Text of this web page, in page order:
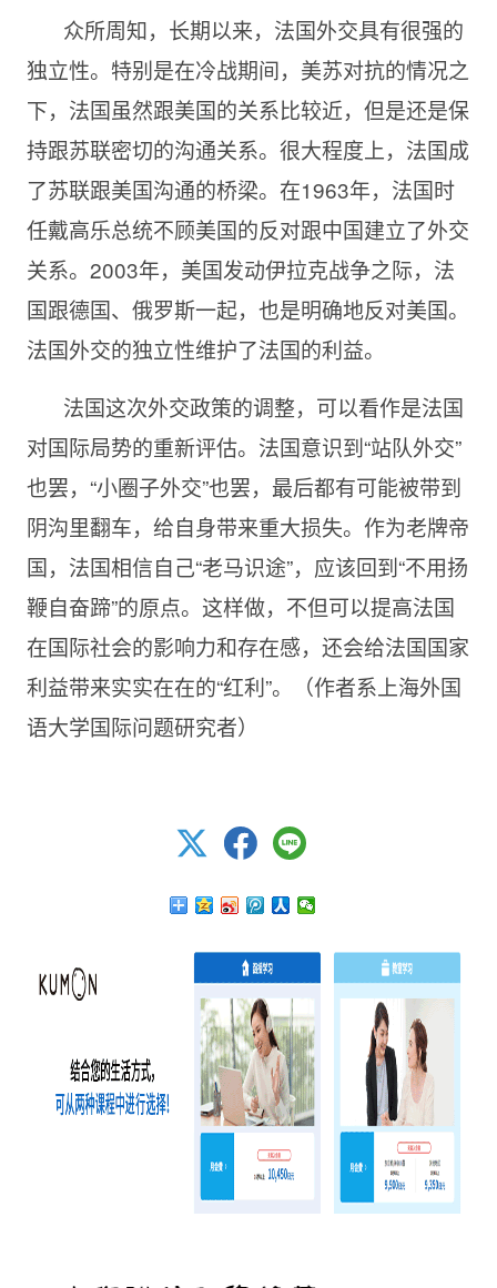
众所周知，长期以来，法国外交具有很强的
独立性。特别是在冷战期间，美苏对抗的情况之
下，法国虽然跟美国的关系比较近，但是还是保
持跟苏联密切的沟通关系。很大程度上，法国成
了苏联跟美国沟通的桥梁。在1963年，法国时
任戴高乐总统不顾美国的反对跟中国建立了外交
关系。2003年，美国发动伊拉克战争之际，法
国跟德国、俄罗斯一起，也是明确地反对美国。
法国外交的独立性维护了法国的利益。
法国这次外交政策的调整，可以看作是法国
对国际局势的重新评估。法国意识到“站队外交”
也罢，“小圈子外交”也罢，最后都有可能被带到
阴沟里翻车，给自身带来重大损失。作为老牌帝
国，法国相信自己“老马识途”，应该回到“不用扬
鞭自奋蹄”的原点。这样做，不但可以提高法国
在国际社会的影响力和存在感，还会给法国国家
利益带来实实在在的“红利”。（作者系上海外国
语大学国际问题研究者）